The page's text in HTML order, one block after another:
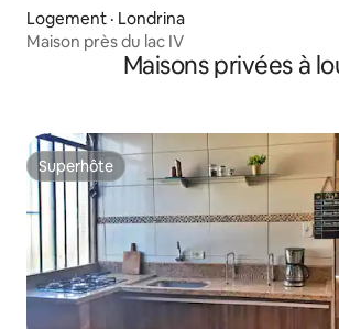
Logement · Londrina
Maison près du lac IV
Maisons privées à
Superhôte
Superhôte